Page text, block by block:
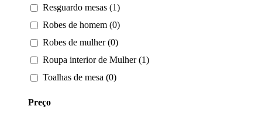
Resguardo mesas (1)
Robes de homem (0)
Robes de mulher (0)
Roupa interior de Mulher (1)
Toalhas de mesa (0)
Preço